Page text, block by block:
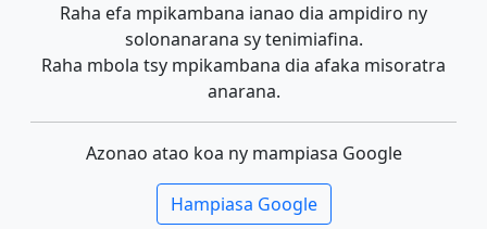
Raha efa mpikambana ianao dia ampidiro ny
solonanarana sy tenimiafina.
Raha mbola tsy mpikambana dia afaka misoratra
anarana.
Azonao atao koa ny mampiasa Google
Hampiasa Google